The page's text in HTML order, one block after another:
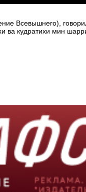
Всевышнего),